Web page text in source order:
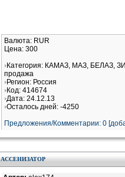
Валюта: RUR
Цена: 300
Категория: КАМАЗ, МАЗ, БЕЛАЗ,
продажа
Регион: Россия
Код: 414674
Дата: 24.12.13
Осталось дней: -4250
Предложения/Комментарии: 0
АССЕНИЗАТОР